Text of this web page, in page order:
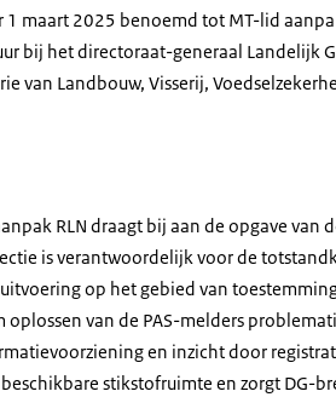
1 maart 2025 benoemd tot MT-lid
bij het directoraat-generaal Landelijk
van Landbouw, Visserij,
RLN draagt bij aan de opgave van
is verantwoordelijk voor de
op het gebied van
oplossen van de PAS-melders
en inzicht door
stikstofruimte en zorgt DG-